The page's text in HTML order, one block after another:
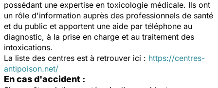
possédant une expertise en toxicologie médicale. Ils ont
un rôle d'information auprès des professionnels de santé
et du public et apportent une aide par téléphone au
diagnostic, à la prise en charge et au traitement des
intoxications.
La liste des centres est à retrouver ici : https://centres-
antipoison.net/
En cas d'accident :